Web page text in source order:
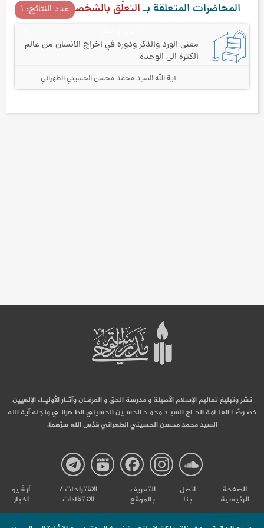
المحاضرات المتعلقة بـالتعلّق بالشخصيّاتعدد النتائج: ۱
معنى الورد والذكر ودوره في اخراج الانسان من عالم
الكثرة الى الوحدة
آية الله السيد محمد محسن الحسيني الطهراني
نشر وتبليغ تعاليم الإسلام الأصيلة و مدرسة الحق و العرفـان وآثـار الأوليـاء الإلهيين
خصـوصًـا العلـامة الحـاج السيـد محمـد الحسـين الحسيني الطـهرانـي ونجله آية الله
السيد محمد محسن الحسيني الطهراني قدّس الله سرّهما.
صفحة
صفحة
صفحة
صفحة
الصفحة
الرئيسية
اتصل
بنا
التعریف
بالموقع
الاقتراحات /
الانتقادات
آرشیو
اخبار